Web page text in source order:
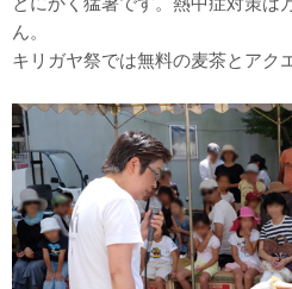
ん。
キリガヤ祭では無料の麦茶とアク